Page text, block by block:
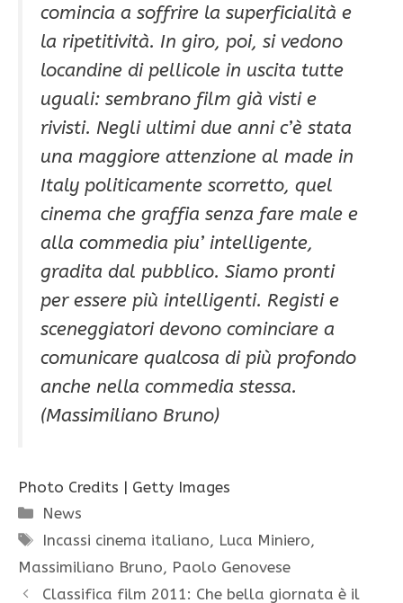
comincia a soffrire la superficialità e
la ripetitività. In giro, poi, si vedono
locandine di pellicole in uscita tutte
uguali: sembrano film già visti e
rivisti. Negli ultimi due anni c’è stata
una maggiore attenzione al made in
Italy politicamente scorretto, quel
cinema che graffia senza fare male e
alla commedia piu’ intelligente,
gradita dal pubblico. Siamo pronti
per essere più intelligenti. Registi e
sceneggiatori devono cominciare a
comunicare qualcosa di più profondo
anche nella commedia stessa.
(Massimiliano Bruno)
Photo Credits | Getty Images
Categorie
News
Tag
Incassi cinema italiano, Luca Miniero,
Massimiliano Bruno, Paolo Genovese
Classifica film 2011: Che bella giornata è il